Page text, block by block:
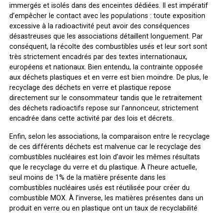
immergés et isolés dans des enceintes dédiées. Il est impératif
d’empêcher le contact avec les populations : toute exposition
excessive à la radioactivité peut avoir des conséquences
désastreuses que les associations détaillent longuement. Par
conséquent, la récolte des combustibles usés et leur sort sont
très strictement encadrés par des textes internationaux,
européens et nationaux. Bien entendu, la contrainte opposée
aux déchets plastiques et en verre est bien moindre. De plus, le
recyclage des déchets en verre et plastique repose
directement sur le consommateur tandis que le retraitement
des déchets radioactifs repose sur l’annonceur, strictement
encadrée dans cette activité par des lois et décrets.
Enfin, selon les associations, la comparaison entre le recyclage
de ces différents déchets est malvenue car le recyclage des
combustibles nucléaires est loin d’avoir les mêmes résultats
que le recyclage du verre et du plastique. À l’heure actuelle,
seul moins de 1% de la matière présente dans les
combustibles nucléaires usés est réutilisée pour créer du
combustible MOX. À l’inverse, les matières présentes dans un
produit en verre ou en plastique ont un taux de recyclabilité